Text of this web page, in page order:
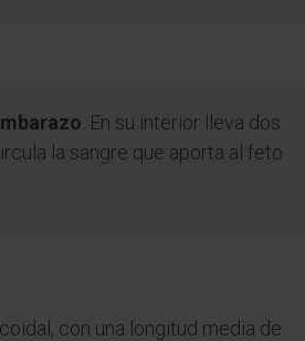
. En su interior lleva dos
la sangre que aporta al feto
con una longitud media de